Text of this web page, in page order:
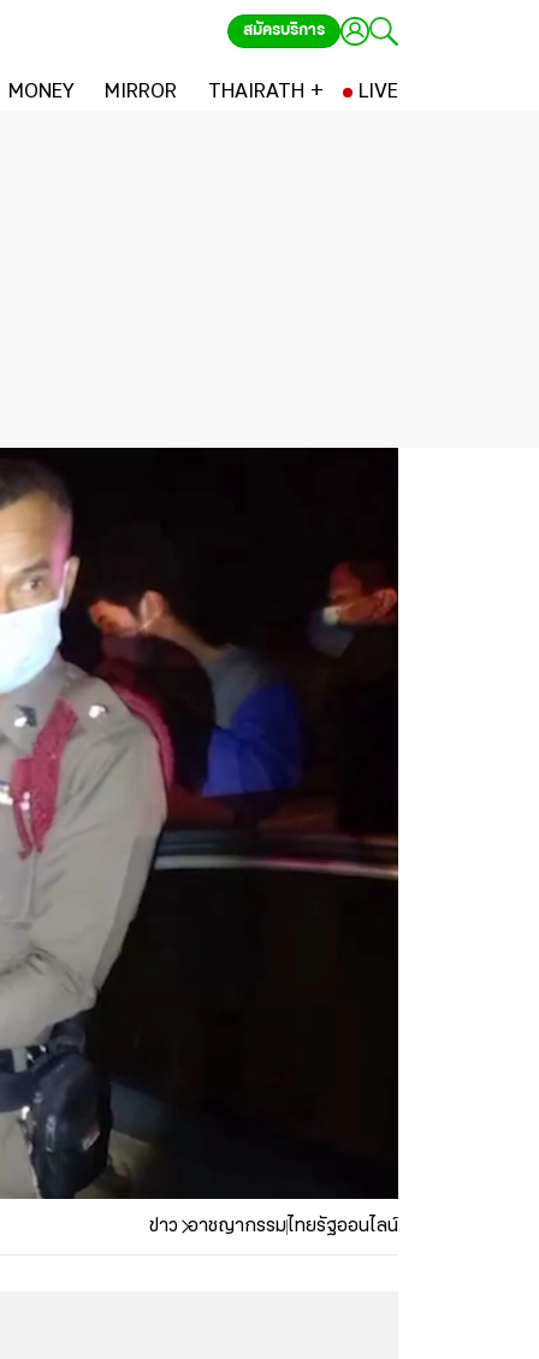
สมัครบริการ
MONEY MIRROR THAIRATH + LIVE
ข่าว อาชญากรรมไทยรัฐออนไลน์